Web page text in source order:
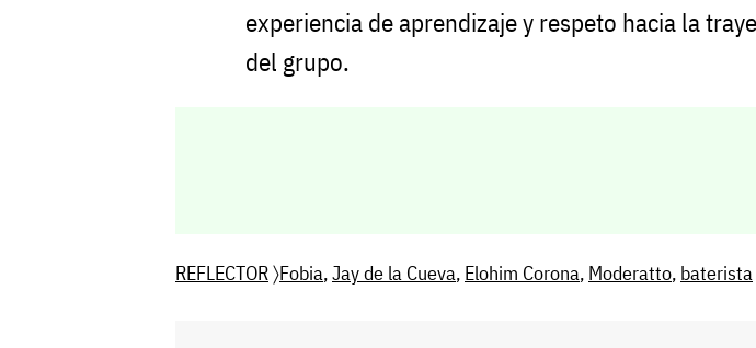
experiencia de aprendizaje y respeto hacia la
del grupo.
REFLECTOR〉Fobia,Jay de la Cueva, Elohim Corona, Moderatto, baterista